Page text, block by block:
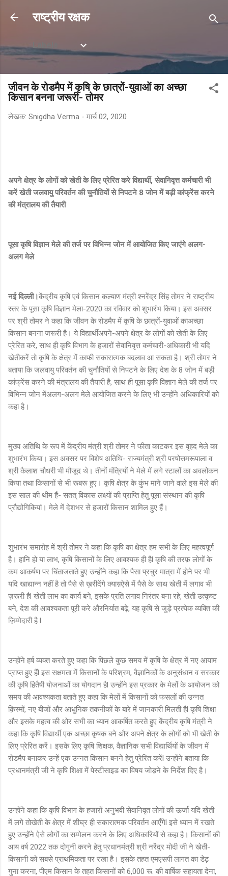
सीधे मुख्य सामग्री पर जाएं
राष्ट्रीय रक्षक
Labels
जीवन के रोडमैप में कृषि के छात्रों-युवाओं का अच्छा
किसान बनना जरूरी- तोमर
लेखक: Snigdha Verma - मार्च 02, 2020
अपने क्षेत्र के लोगों को खेती के लिए प्रेरित करे विद्यार्थी, सेवानिवृत्त कर्मचारी भी
करें खेतीजलवायु परिवर्तन की चुनौतियों से निपटने 8 जोन में बड़ी कांफ्रेंस करने
की मंत्रालय की तैयारी
पूसा कृषि विज्ञान मेले की तर्ज पर विभिन्न जोन में आयोजित किए जाएंगे अलग-
अलग मेले
नई दिल्ली।केंद्रीय कृषि एवं किसान कल्याण मंत्री श्नरेंद्र सिंह तोमर ने राष्ट्रीय
स्तर के पूसा कृषि विज्ञान मेला-2020 का रविवार को शुभारंभ किया। इस अवसर
पर श्री तोमर ने कहा कि जीवन के रोडमैप में कृषि के छात्रों-युवाओं काअच्छा
किसान बनना जरूरी है। ये विद्यार्थीअपने-अपने क्षेत्र के लोगों को खेती के लिए
प्रेरित करे, साथ ही कृषि विभाग के हजारों सेवानिवृत्त कर्मचारी-अधिकारी भी यदि
खेतीकरें तो कृषि के क्षेत्र में काफी सकारात्मक बदलाव आ सकता है। श्री तोमर ने
बताया कि जलवायु परिवर्तन की चुनौतियों से निपटने के लिए देश के 8 जोन में बड़ी
कांफ्रेंस करने की मंत्रालय की तैयारी है, साथ ही पूसा कृषि विज्ञान मेले की तर्ज पर
विभिन्न जोन मेंअलग-अलग मेले आयोजित करने के लिए भी उन्होंने अधिकारियों को
कहा है।
मुख्य अतिथि के रूप में केंद्रीय मंत्री श्री तोमर ने फीता काटकर इस वृहद मेले का
शुभारंभ किया। इस अवसर पर विशेष अतिथि- राज्यमंत्री श्री परषोत्तमरूपाला व
श्री कैलाश चौधरी भी मौजूद थे। तीनों मंत्रियों ने मेले में लगे स्टालों का अवलोकन
किया तथा किसानों से भी रूबरू हुए। कृषि क्षेत्र के कुंभ माने जाने वाले इस मेले की
इस साल की थीम हैं- सतत् विकास लक्ष्यों की प्राप्ति हेतु पूसा संस्थान की कृषि
प्रौद्योगिकियां। मेले में देशभर से हजारों किसान शामिल हुए हैं।
शुभारंभ समारोह में श्री तोमर ने कहा कि कृषि का क्षेत्र हम सभी के लिए महत्वपूर्ण
है। हानि हो या लाभ, कृषि किसानों के लिए आवश्यक ही हैl कृषि की तरफ़ लोगों के
कम आकर्षण पर चिंताजताते हुए उन्होंने कहा कि पैसा प्रचुर मात्रा में होने पर भी
यदि खाद्यान्न नहीं है तो पैसे से ख़रीदेंगे क्याय़ऐसे में पैसे के साथ खेती में लगाव भी
ज़रूरी हैl खेती लाभ का कार्य बने, इसके प्रति लगाव निरंतर बना रहे, खेती उत्कृष्ट
बने, देश की आवश्यकता पूरी करे औरनिर्यात बढ़े, यह कृषि से जुड़े प्रत्येक व्यक्ति की
ज़िम्मेदारी है l
उन्होंने हर्ष व्यक्त करते हुए कहा कि पिछले कुछ समय में कृषि के क्षेत्र में नए आयाम
प्राप्त हुए हैंl इस सक्षमता में किसानों के परिश्रम, वैज्ञानिकों के अनुसंधान व सरकार
की कृषि हितैषी योजनाओं का योगदान हैl उन्होंने इस प्रकार के मेलों के आयोजन को
समय की आवश्यकता बताते हुए कहा कि मेलों में किसानों को फसलों की उन्नत
क़िस्मों, नए बीजों और आधुनिक तकनीकों के बारे में जानकारी मिलती हैl कृषि शिक्षा
और इसके महत्व की ओर सभी का ध्यान आकर्षित करते हुए केंद्रीय कृषि मंत्री ने
कहा कि कृषि विद्यार्थी एक अच्छा कृषक बने और अपने क्षेत्र के लोगों को भी खेती के
लिए प्रेरित करें। इसके लिए कृषि शिक्षक, वैज्ञानिक सभी विद्यार्थियों के जीवन में
रोडमैप बनाकर उन्हें एक उन्नत किसान बनने हेतु प्रेरित करेंl उन्होंने बताया कि
प्रधानमंत्री जी ने कृषि शिक्षा में पेस्टीसाइड का विषय जोड़ने के निर्देश दिए है।
उन्होंने कहा कि कृषि विभाग के हजारों अनुभवी सेवानिवृत लोगों की ऊर्जा यदि खेती
में लगे तोखेती के क्षेत्र में शीघ्र ही सकारात्मक परिवर्तन आएँगेl इसे ध्यान में रखते
हुए उन्होंने ऐसे लोगों का सम्मेलन करने के लिए अधिकारियों से कहा है। किसानों की
आय वर्ष 2022 तक दोगुनी करने हेतु प्रधानमंत्री श्री नरेंद्र मोदी जी ने खेती-
किसानी को सबसे प्राथमिकता पर रखा है। इसके तहत एमएसपी लागत का डेढ़
गुना करना, पीएम किसान के तहत किसानों को 6,000 रू. की वार्षिक सहायता देना,